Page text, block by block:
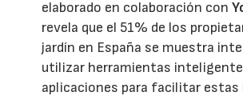
elaborado en colaboración con
revela que el 51% de los
jardín en España se muestra
utilizar herramientas
aplicaciones para facilitar estas